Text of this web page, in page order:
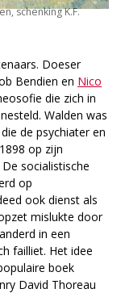
schenking K.F.
Doeser
Bendien en Nico
die zich in
Walden was
de psychiater en
op zijn
socialistische
op
ook dienst als
mislukte door
in een
failliet. Het idee
boek
David Thoreau